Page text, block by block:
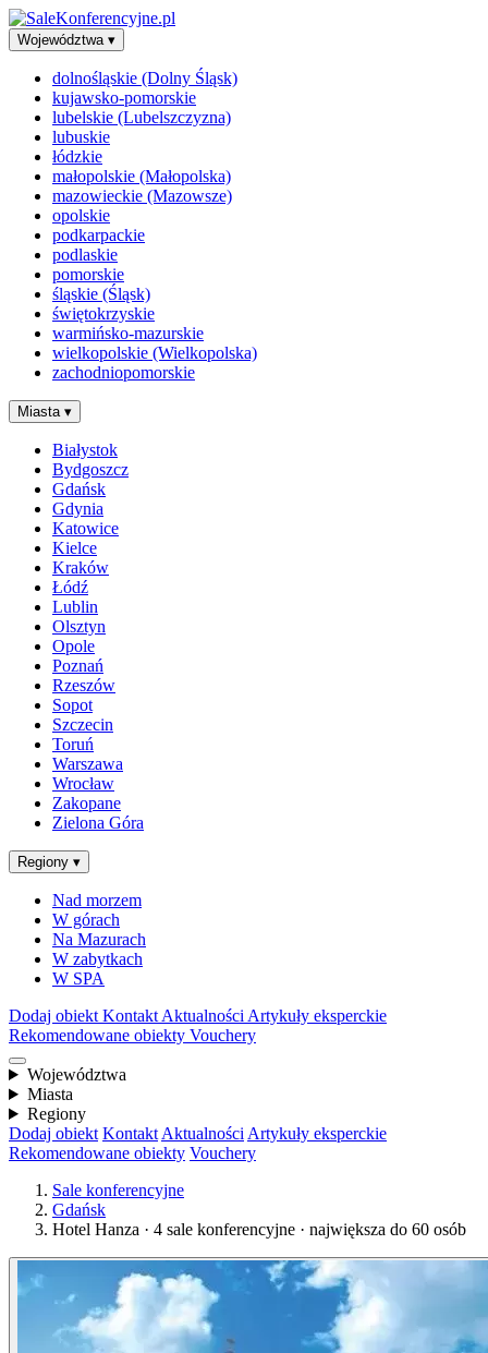
Województwa ▾
dolnośląskie (Dolny Śląsk)
kujawsko-pomorskie
lubelskie (Lubelszczyzna)
lubuskie
łódzkie
małopolskie (Małopolska)
mazowieckie (Mazowsze)
opolskie
podkarpackie
podlaskie
pomorskie
śląskie (Śląsk)
świętokrzyskie
warmińsko-mazurskie
wielkopolskie (Wielkopolska)
zachodniopomorskie
Miasta ▾
Białystok
Bydgoszcz
Gdańsk
Gdynia
Katowice
Kielce
Kraków
Łódź
Lublin
Olsztyn
Opole
Poznań
Rzeszów
Sopot
Szczecin
Toruń
Warszawa
Wrocław
Zakopane
Zielona Góra
Regiony ▾
Nad morzem
W górach
Na Mazurach
W zabytkach
W SPA
Dodaj obiekt Kontakt Aktualności Artykuły eksperckie
Rekomendowane obiekty Vouchery
Województwa
Miasta
Regiony
Dodaj obiekt Kontakt Aktualności Artykuły eksperckie
Rekomendowane obiekty Vouchery
Sale konferencyjne
Gdańsk
Hotel Hanza · 4 sale konferencyjne · największa do 60 osób